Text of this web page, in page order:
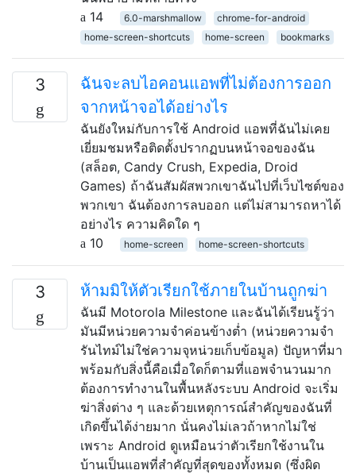
14
6.0-marshmallow
chrome-for-android
home-screen-shortcuts
home-screen bookmarks
3
ฉันจะลบไอคอนแอพที่ไม่ต้องการออก
จากหน้าจอได้อย่างไร
ฉันยังใหม่กับการใช้ Android แอพที่ฉันไม่เคย
เยี่ยมชมหรือติดตั้งปรากฏบนหน้าจอของฉัน
(สล็อต, Candy Crush, Expedia, Droid
Games) ถ้าฉันสัมผัสพวกเขาฉันไปที่เว็บไซต์ของ
พวกเขา ฉันต้องการลบออก แต่ไม่สามารถหาได้
อย่างไร ความคิดใด ๆ
10
home-screen home-screen-shortcuts
3 ห้ามมิให้ตัวเรียกใช้ภายในบ้านถูกฆ่า
ฉันมี Motorola Milestone และฉันได้เรียนรู้ว่า
มันมีหน่วยความจำค่อนข้างต่ำ (หน่วยความจำ
รันไทม์ไม่ใช่ความจุหน่วยเก็บข้อมูล) ปัญหาที่มา
พร้อมกับสิ่งนี้คือเมื่อใดก็ตามที่แอพจำนวนมาก
ต้องการทำงานในพื้นหลังระบบ Android จะเริ่ม
ฆ่าสิ่งต่าง ๆ และด้วยเหตุการณ์สำคัญของฉันที่
เกิดขึ้นได้ง่ายมาก นั่นคงไม่เลวถ้าหากไม่ใช่
เพราะ Android ดูเหมือนว่าตัวเรียกใช้งานใน
บ้านเป็นแอพที่สำคัญที่สุดของทั้งหมด (ซึ่งผิด